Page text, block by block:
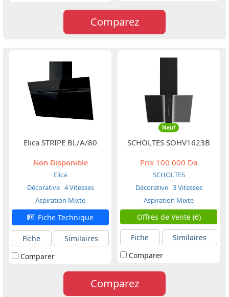
Comparez
Elica STRIPE BL/A/80
Non Disponible
Elica
Décorative 4 Vitesses
Aspiration Mixte
Fiche Technique
Fiche
Similaires
Comparer
Neuf
SCHOLTES SOHV1623B
Prix 100 000 Da
SCHOLTES
Décorative 3 Vitesses
Aspiration Mixte
Offres de Vente (6)
Fiche
Similaires
Comparer
Comparez